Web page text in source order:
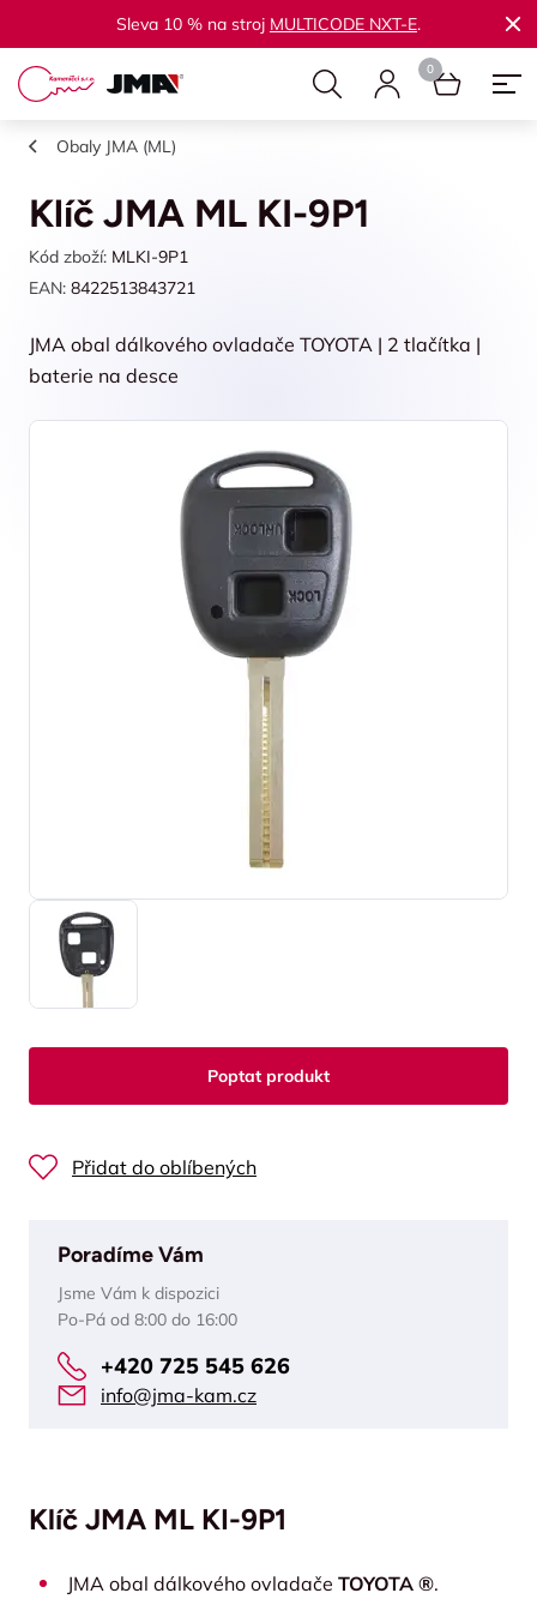
Sleva 10 % na stroj MULTICODE NXT-E.
Obaly JMA (ML)
Klíč JMA ML KI-9P1
Kód zboží: MLKI-9P1
EAN: 8422513843721
JMA obal dálkového ovladače TOYOTA | 2 tlačítka |
baterie na desce
Poptat produkt
Přidat do oblíbených
Poradíme Vám
Jsme Vám k dispozici
Po-Pá od 8:00 do 16:00
+420 725 545 626
info@jma-kam.cz
Klíč JMA ML KI-9P1
JMA obal dálkového ovladače TOYOTA ®.